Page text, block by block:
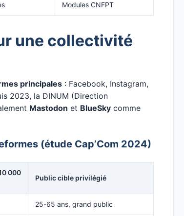
Modules CNFPT
une collectivité
principales : Facebook, Instagram,
2023, la DINUM (Direction
Mastodon et BlueSky comme
(étude Cap’Com 2024)
000
Public cible privilégié
25-65 ans, grand public